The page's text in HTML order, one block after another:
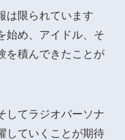
は限られています
始め、アイドル、そ
を積んできたことが
してラジオパーソナ
していくことが期待